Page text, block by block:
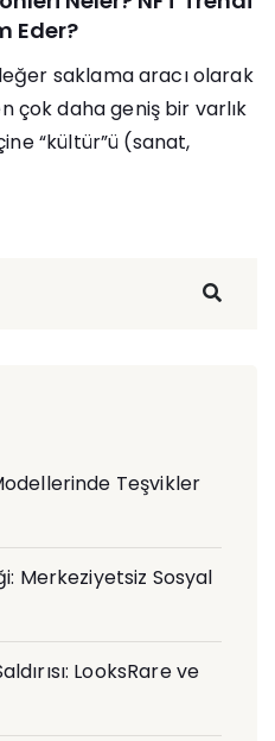
Eder?
saklama aracı olarak
çok daha geniş bir varlık
“kültür”ü (sanat,
Teşvikler
Merkeziyetsiz Sosyal
LooksRare ve